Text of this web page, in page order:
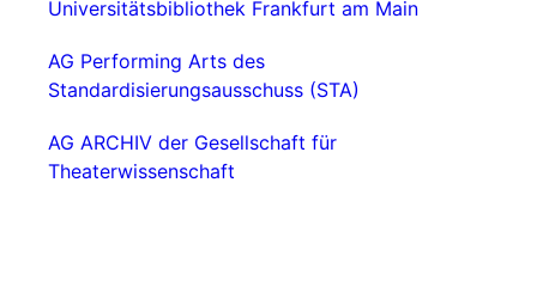
Universitätsbibliothek Frankfurt am Main
AG Performing Arts des
Standardisierungsausschuss (STA)
AG ARCHIV der Gesellschaft für
Theaterwissenschaft